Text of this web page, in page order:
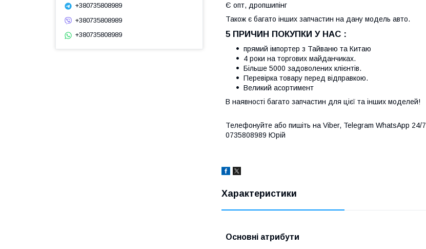
Є опт, дропшипінг
Також є багато інших запчастин на дану модель авто.
5 ПРИЧИН ПОКУПКИ У НАС :
прямий імпортер з Тайваню та Китаю
4 роки на торгових майданчиках.
Більше 5000 задоволених клієнтів.
Перевірка товару перед відправкою.
Великий асортимент
В наявності багато запчастин для цієї та інших моделей!
Телефонуйте або пишіть на Viber, Telegram WhatsApp 24/7
0735808989 Юрій
Характеристики
Основні атрибути
+380735808989
+380735808989
+380735808989